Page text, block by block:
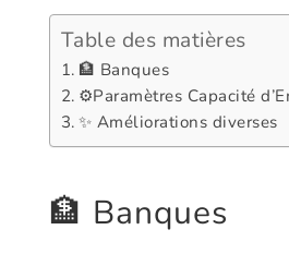
Table des matières
🏦 Banques
⚙️Paramètres Capacité
✨ Améliorations diverses
🏦 Banques